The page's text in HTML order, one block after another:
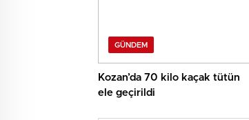
GÜNDEM
Kozan’da 70 kilo kaçak tütün
ele geçirildi